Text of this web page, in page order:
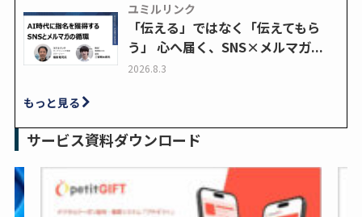
ユミルリンク
「伝える」ではなく「伝えてもら
う」 心へ届く、SNS×メルマガ...
2026.8.3
もっと見る
サービス資料ダウンロード